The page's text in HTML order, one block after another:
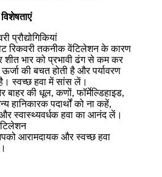
प्रौद्योगिकियां
रिकवरी तकनीक वेंटिलेशन के कारण
शीत भार को प्रभावी ढंग से कम कर
की बचत होती है और पर्यावरण
स्वच्छ हवा में सांस लें।
की धूल, कणों, फॉर्मेल्डिहाइड,
हानिकारक पदार्थों को ना कहें,
स्वास्थ्यवर्धक हवा का आनंद लें।
आरामदायक और स्वच्छ हवा